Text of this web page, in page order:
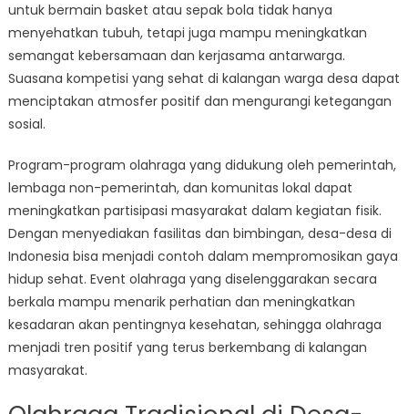
untuk bermain basket atau sepak bola tidak hanya
menyehatkan tubuh, tetapi juga mampu meningkatkan
semangat kebersamaan dan kerjasama antarwarga.
Suasana kompetisi yang sehat di kalangan warga desa dapat
menciptakan atmosfer positif dan mengurangi ketegangan
sosial.
Program-program olahraga yang didukung oleh pemerintah,
lembaga non-pemerintah, dan komunitas lokal dapat
meningkatkan partisipasi masyarakat dalam kegiatan fisik.
Dengan menyediakan fasilitas dan bimbingan, desa-desa di
Indonesia bisa menjadi contoh dalam mempromosikan gaya
hidup sehat. Event olahraga yang diselenggarakan secara
berkala mampu menarik perhatian dan meningkatkan
kesadaran akan pentingnya kesehatan, sehingga olahraga
menjadi tren positif yang terus berkembang di kalangan
masyarakat.